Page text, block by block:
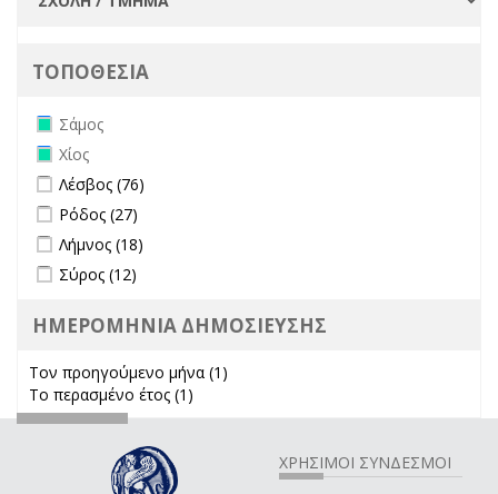
ΤΟΠΟΘΕΣΙΑ
Remove Σάμος filter
Σάμος
Remove Χίος filter
Χίος
Apply Λέσβος filter
Λέσβος (76)
Apply Ρόδος filter
Ρόδος (27)
Apply Λήμνος filter
Λήμνος (18)
Apply Σύρος filter
Σύρος (12)
ΗΜΕΡΟΜΗΝΙΑ ΔΗΜΟΣΙΕΥΣΗΣ
Τον προηγούμενο μήνα (1)
Το περασμένο έτος (1)
ΧΡΗΣΙΜΟΙ ΣΥΝΔΕΣΜΟΙ